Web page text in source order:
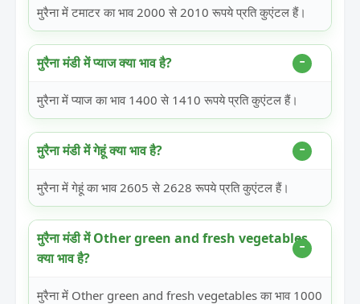
मुरैना में टमाटर का भाव 2000 से 2010 रूपये प्रति कुएंटल हैं।
मुरैना मंडी में प्याज क्या भाव है?
मुरैना में प्याज का भाव 1400 से 1410 रूपये प्रति कुएंटल हैं।
मुरैना मंडी में गेहूं क्या भाव है?
मुरैना में गेहूं का भाव 2605 से 2628 रूपये प्रति कुएंटल हैं।
मुरैना मंडी में Other green and fresh vegetables
क्या भाव है?
मुरैना में Other green and fresh vegetables का भाव 1000